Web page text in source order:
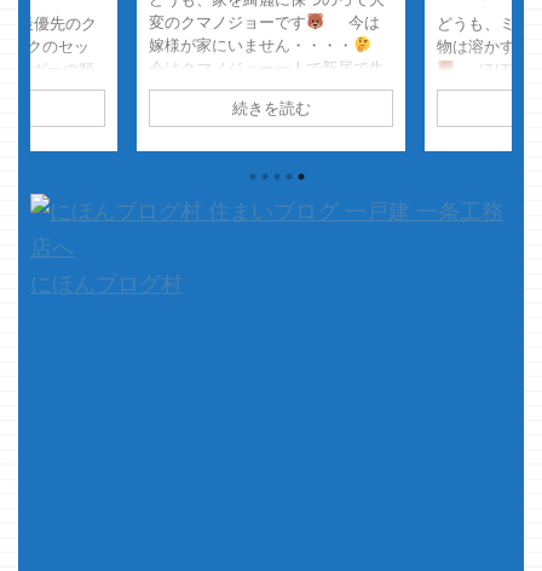
最優先のク
クのセッ
ーガーの順
トは揚げた
てるからね
家に住ん
と思う電 ...
変のクマノジョーです
今は
嫁様が家にいません・・・・
今はクマノジョー一人で新居で生
活しております・・・・
そ
して、どこからどうやってそこに
ナニコレっ！！マジ・・
どうやってここに落ちた？？？
続きを読む
どうも、ミル
物は溶かす派
ほぼ確実
いる成分・・
事・・・・
にほんブログ村